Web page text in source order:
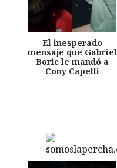
El inesperado
mensaje que Gabriel
Boric le mandó a
Cony Capelli